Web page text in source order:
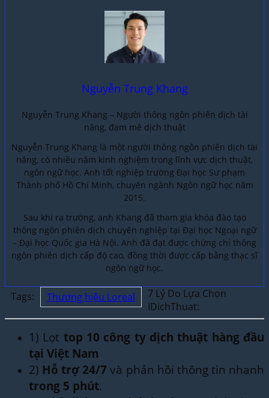
Nguyễn Trung Khang
Nguyễn Trung Khang – Người thông ngôn phiên dịch tài
năng, đam mê dịch thuật
Nguyễn Trung Khang là một người thông ngôn phiên dịch tài
năng, có nhiều năm kinh nghiệm trong lĩnh vực dịch thuật,
ngôn ngữ học. Anh tốt nghiệp trường Đại học Sư phạm
Thành phố Hồ Chí Minh, chuyên ngành Ngôn ngữ học năm
2015.
Sau khi ra trường, anh Khang đã tham gia khóa đào tạo
thông ngôn phiên dịch chuyên nghiệp tại Đại học Ngoại ngữ
– Đại học Quốc gia Hà Nội. Anh đã đạt được chứng chỉ thông
ngôn phiên dịch cấp độ cao, đồng thời được cấp bằng thạc sĩ
ngôn ngữ học.
Tags: Thương hiệu Loreal
7 Lý Do Lựa Chọn
IDichThuat:
1) Lọt top 10 công ty dịch thuật hàng đầu
tại Việt Nam
2) Hỗ trợ 24/7 và phản hồi thông tin nhanh
trong 5 phút.